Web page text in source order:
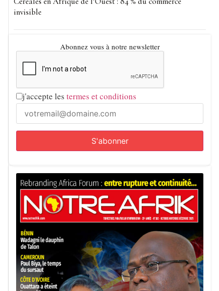
invisible
Abonnez vous à notre newsletter
j'accepte les termes et conditions